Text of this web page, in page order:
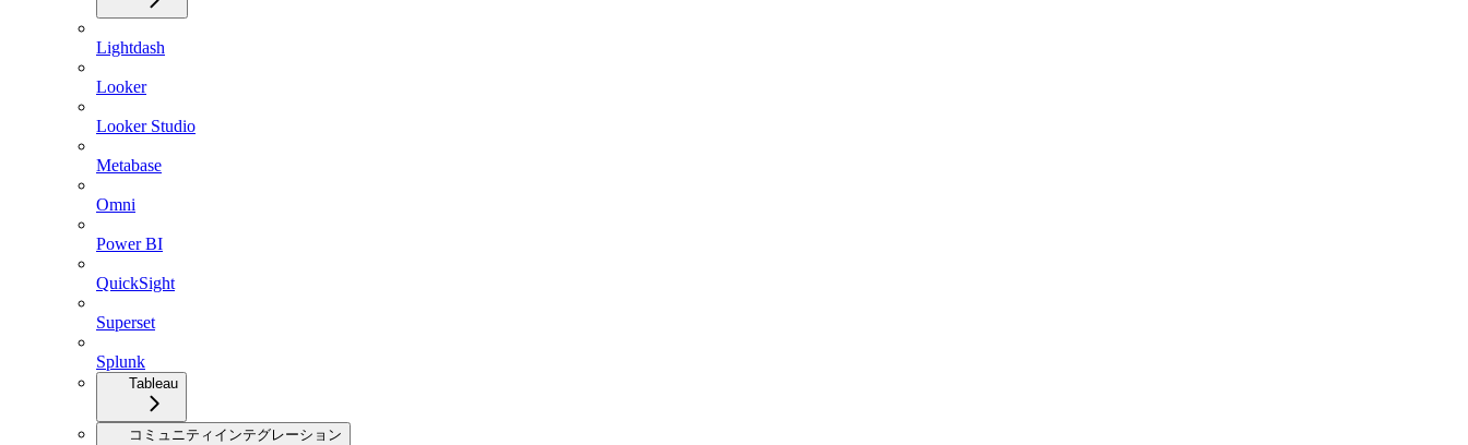
Lightdash
Looker
Looker Studio
Metabase
Omni
Power BI
QuickSight
Superset
Splunk
Tableau
コミュニティインテグレーション